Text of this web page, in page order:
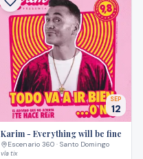
SEP
12
Karim - Everything will be fine
Escenario 360 · Santo Domingo
víatix